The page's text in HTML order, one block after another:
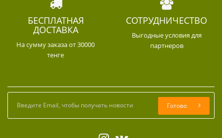
БЕСПЛАТНАЯ
ДОСТАВКА
На сумму заказа от 30000
тенге
СОТРУДНИЧЕСТВО
Выгодные условия для
партнеров
Готово